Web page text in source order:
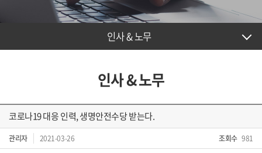
인사 & 노무
인사 & 노무
코로나19 대응 인력, 생명안전수당 받는다.
관리자 2021-03-26 조회수 981